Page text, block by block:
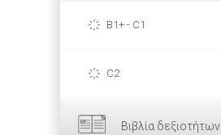
B1+ - C1
C2
Βιβλία δεξιοτήτων